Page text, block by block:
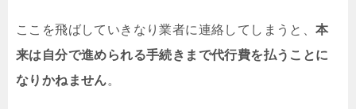
ここを飛ばしていきなり業者に連絡してしまうと、本
来は自分で進められる手続きまで代行費を払うことに
なりかねません。